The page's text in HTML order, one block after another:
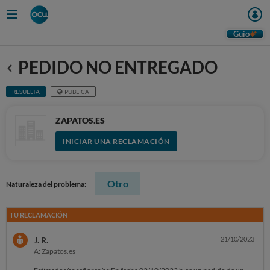
Guio
Anterior
PEDIDO NO ENTREGADO
RESUELTA PÚBLICA
ZAPATOS.ES
INICIAR UNA RECLAMACIÓN
Naturaleza del problema: Otro
TU RECLAMACIÓN
J. R.
A: Zapatos.es
21/10/2023